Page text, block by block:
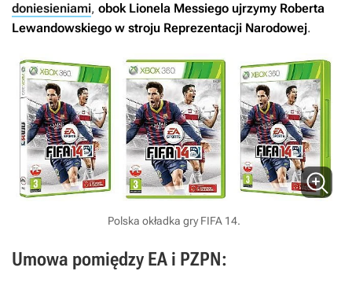
doniesieniami, obok Lionela Messiego ujrzymy Roberta
Lewandowskiego w stroju Reprezentacji Narodowej.
Polska okładka gry FIFA 14.
Umowa pomiędzy EA i PZPN: